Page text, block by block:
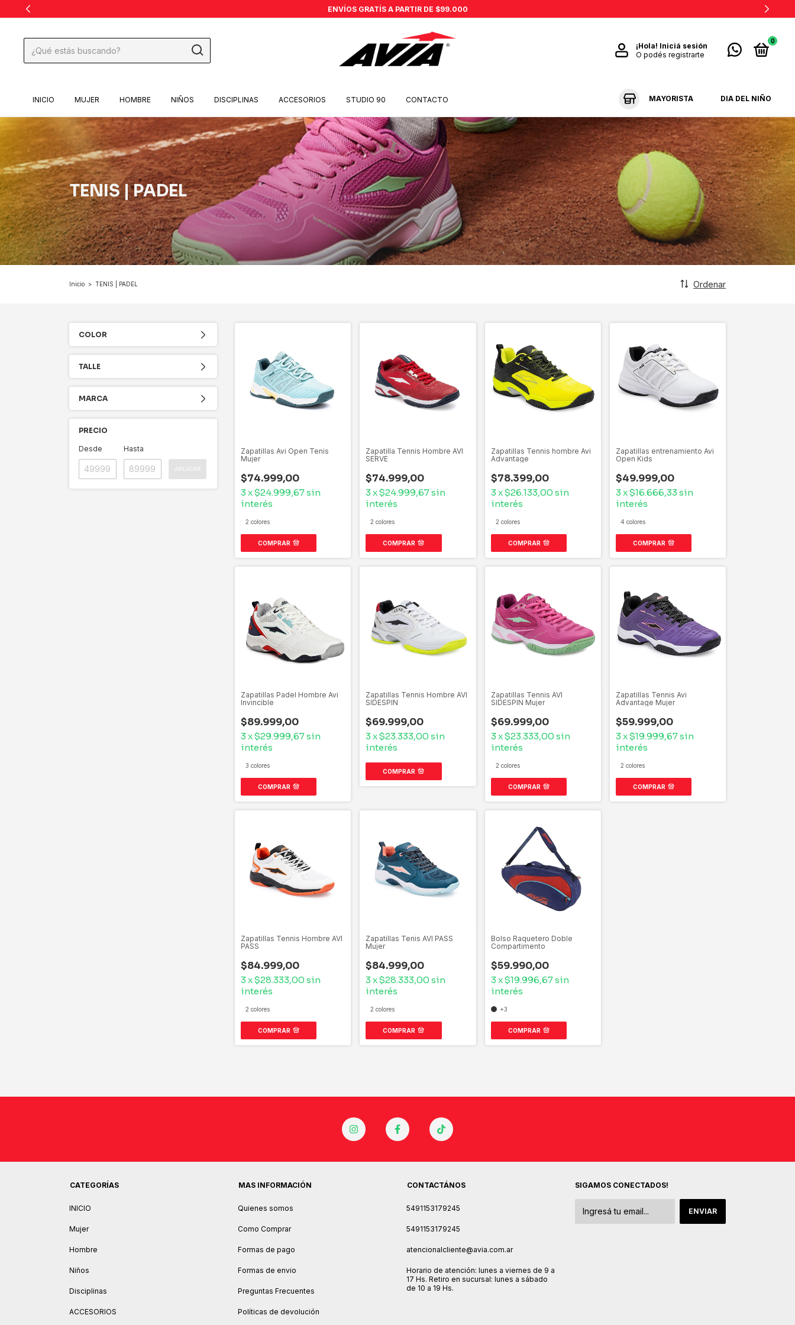
ENVÍOS GRATÍS A PARTIR DE $99.000
¡Hola! Iniciá sesión
O podés registrarte
0
INICIO MUJER HOMBRE NIÑOS DISCIPLINAS ACCESORIOS STUDIO 90 CONTACTO MAYORISTA DIA DEL NIÑO
TENIS | PADEL
Inicio > TENIS | PADEL Ordenar
COLOR
TALLE
MARCA
PRECIO
Desde Hasta
Zapatillas Avi Open Tenis
Mujer
$74.999,00
3 x$24.999,67sin
interés
2 colores
COMPRAR
Zapatilla Tennis Hombre AVI
SERVE
$74.999,00
3 x$24.999,67sin
interés
2 colores
COMPRAR
Zapatillas Tennis hombre Avi
Advantage
$78.399,00
3 x$26.133,00sin
interés
2 colores
COMPRAR
Zapatillas entrenamiento Avi
Open Kids
$49.999,00
3 x$16.666,33 sin
interés
4 colores
COMPRAR
Zapatillas Padel Hombre Avi
Invincible
$89.999,00
3 x$29.999,67sin
interés
3 colores
COMPRAR
Zapatillas Tennis Hombre AVI
SIDESPIN
$69.999,00
3 x$23.333,00sin
interés
COMPRAR
Zapatillas Tennis AVI
SIDESPIN Mujer
$69.999,00
3 x$23.333,00sin
interés
2 colores
COMPRAR
Zapatillas Tennis Avi
Advantage Mujer
$59.999,00
3 x$19.999,67sin
interés
2 colores
COMPRAR
Zapatillas Tennis Hombre AVI
PASS
$84.999,00
3 x$28.333,00sin
interés
2 colores
COMPRAR
Zapatillas Tenis AVI PASS
Mujer
$84.999,00
3 x$28.333,00sin
interés
2 colores
COMPRAR
Bolso Raquetero Doble
Compartimento
$59.990,00
3 x$19.996,67sin
interés
+3
COMPRAR
CATEGORÍAS
INICIO
Mujer
Hombre
Niños
Disciplinas
ACCESORIOS
MAS INFORMACIÓN
Quienes somos
Como Comprar
Formas de pago
Formas de envio
Preguntas Frecuentes
Políticas de devolución
CONTACTÁNOS
5491153179245
5491153179245
atencionalcliente@avia.com.ar
Horario de atención: lunes a viernes de 9 a
17 Hs. Retiro en sucursal: lunes a sábado
de 10 a 19 Hs.
SIGAMOS CONECTADOS!